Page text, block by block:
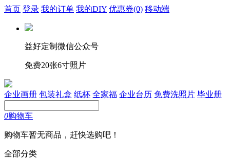
首页 登录 我的订单 我的DIY 优惠券(0) 移动端
益好定制微信公众号
免费20张6寸照片
企业画册 包装礼盒 纸杯 全家福 企业台历 免费洗照片 毕业册
0购物车
购物车暂无商品，赶快选购吧！
全部分类